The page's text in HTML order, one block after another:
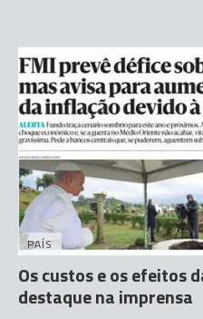
PAÍS
Os custos e os efeitos
destaque na imprensa